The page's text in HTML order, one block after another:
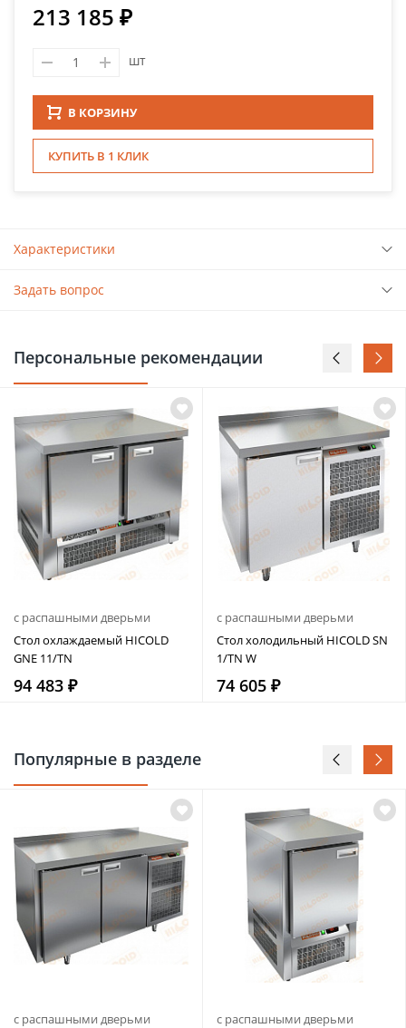
213 185 ₽
шт
В КОРЗИНУ
КУПИТЬ В 1 КЛИК
Характеристики
Задать вопрос
Персональные рекомендации
с распашными дверьми
Стол охлаждаемый HICOLD
GNE 11/TN
94 483 ₽
с распашными дверьми
Стол холодильный HICOLD SN
1/TN W
74 605 ₽
Популярные в разделе
с распашными дверьми
с распашными дверьми